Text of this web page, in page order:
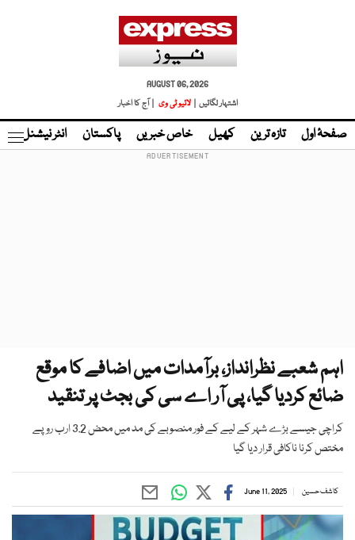
AUGUST 06, 2026
اشتہار لگائیں |
لائیو ٹی وی | آج کا اخبار
صفحۂ اول تازہ ترین کھیل خاص خبریں پاکستان انٹر نیشنل
اہم شعبے نظرانداز، برآمدات میں اضافے کا موقع
ضائع کردیا گیا، پی آر اے سی کی بجٹ پر تنقید
کراچی جیسے بڑے شہر کے لیے کے فور منصوبے کی مد میں محض 3.2 ارب روپے
مختص کرنا ناکافی قرار دیا گیا
کاشف حسین June 11, 2025